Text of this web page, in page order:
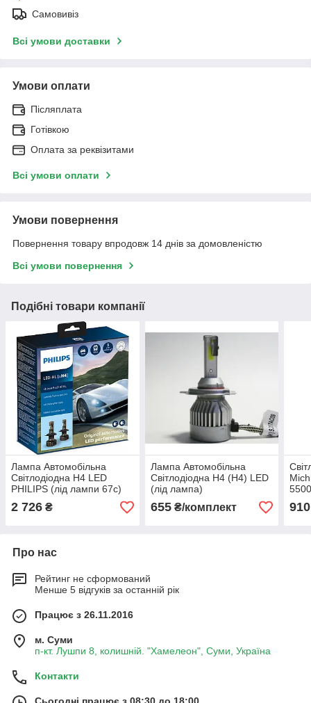
Самовивіз
Всі умови доставки
Умови оплати
Післяплата
Готівкою
Оплата за реквізитами
Всі умови оплати
Умови повернення
Повернення товару впродовж 14 днів за домовленістю
Всі умови повернення
Подібні товари компанії
Лампа Автомобільна
Світлодіодна Н4 LED
PHILIPS (лід лампи 67с)
2ШТ.
2 726 ₴
Лампа Автомобільна
Світлодіодна Н4 (H4) LED
(лід лампа)
655₴/комплект 910
Про нас
Рейтинг не сформований
Менше 5 відгуків за останній рік
Працює з 26.11.2016
м. Суми
п-кт. Лушпи 8, колишній. "Хамелеон", Суми, Україна
Контакти